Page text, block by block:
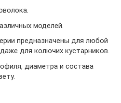
моделей.
предназначены для любой
для колючих кустарников.
диаметра и состава